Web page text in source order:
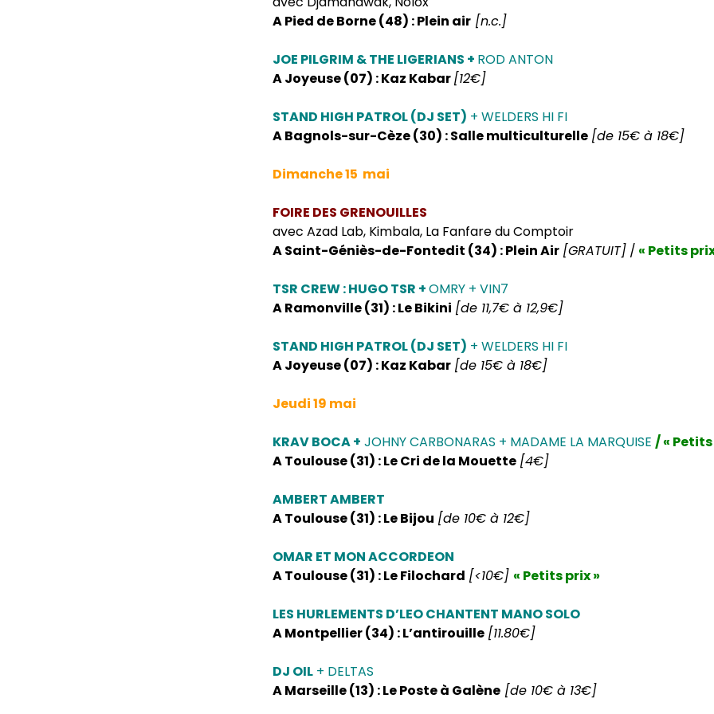
A Pied de Borne (48) : Plein air [n.c.]
JOE PILGRIM & THE LIGERIANS + ROD ANTON
A Joyeuse (07) : Kaz Kabar[12€]
STAND HIGH PATROL (DJ SET) + WELDERS HI FI
A Bagnols-sur-Cèze (30) : Salle multiculturelle [de 15€ à 18€]
Dimanche 15 mai
FOIRE DES GRENOUILLES
avec Azad Lab, Kimbala, La Fanfare du Comptoir
A Saint-Géniès-de-Fontedit (34) : Plein Air [GRATUIT] / « Petits
TSR CREW : HUGO TSR +OMRY + VIN7
A Ramonville (31) : Le Bikini [de 11,7€ à 12,9€]
STAND HIGH PATROL (DJ SET) + WELDERS HI FI
A Joyeuse (07) : Kaz Kabar [de 15€ à 18€]
Jeudi 19 mai
KRAV BOCA + JOHNY CARBONARAS + MADAME LA MARQUISE / «
A Toulouse (31) : Le Cri de la Mouette [4€]
AMBERT AMBERT
A Toulouse (31) : Le Bijou [de 10€ à 12€]
OMAR ET MON ACCORDEON
A Toulouse (31) : Le Filochard [<10€] « Petits prix »
LES HURLEMENTS D’LEO CHANTENT MANO SOLO
A Montpellier (34) : L’antirouille [11.80€]
DJ OIL + DELTAS
A Marseille (13) : Le Poste à Galène [de 10€ à 13€]